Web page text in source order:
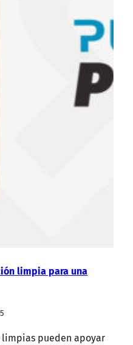
limpia para una
limpias pueden apoyar